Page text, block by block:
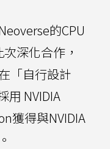
的CPU
深化合作，
「自行設計
用 NVIDIA
獲得與NVIDIA